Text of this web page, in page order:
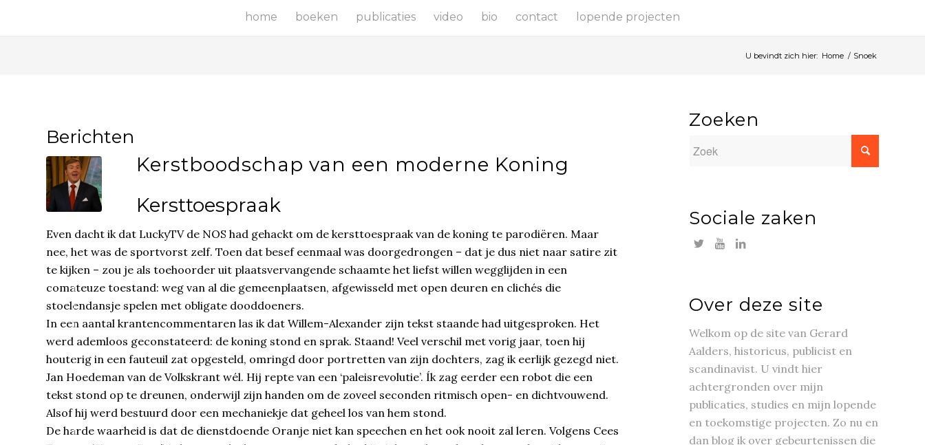
home boeken publicaties video bio contact lopende projecten
U bevindt zich hier: Home / Snoek
Berichten
Kerstboodschap van een moderne Koning
Kersttoespraak
Even dacht ik dat LuckyTV de NOS had gehackt om de kersttoespraak van de koning te parodiëren. Maar
nee, het was de sportvorst zelf. Toen dat besef eenmaal was doorgedrongen – dat je dus niet naar satire zit
te kijken – zou je als toehoorder uit plaatsvervangende schaamte het liefst willen wegglijden in een
comateuze toestand: weg van al die gemeenplaatsen, afgewisseld met open deuren en clichés die
stoelendansje spelen met obligate dooddoeners.
In een aantal krantencommentaren las ik dat Willem-Alexander zijn tekst staande had uitgesproken. Het
werd ademloos geconstateerd: de koning stond en sprak. Staand! Veel verschil met vorig jaar, toen hij
houterig in een fauteuil zat opgesteld, omringd door portretten van zijn dochters, zag ik eerlijk gezegd niet.
Jan Hoedeman van de Volkskrant wél. Hij repte van een ‘paleisrevolutie’. Ík zag eerder een robot die een
tekst stond op te dreunen, onderwijl zijn handen om de zoveel seconden ritmisch open- en dichtvouwend.
Alsof hij werd bestuurd door een mechaniekje dat geheel los van hem stond.
De harde waarheid is dat de dienstdoende Oranje niet kan speechen en het ook nooit zal leren. Volgens Cees
Zoeken
Sociale zaken
Over deze site
Welkom op de site van Gerard
Aalders, historicus, publicist en
scandinavist. U vindt hier
achtergronden over mijn
publicaties, studies en mijn lopende
en toekomstige projecten. Zo nu en
dan blog ik over gebeurtenissen die